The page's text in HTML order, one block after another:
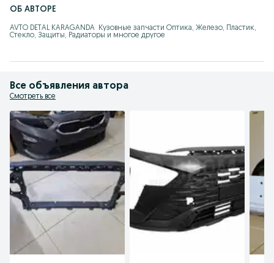
ОБ АВТОРЕ
AVTO DETAL KARAGANDA  Кузовные запчасти Оптика, Железо, Пластик,
Стекло, Защиты, Радиаторы и многое другое
Все объявления автора
Смотреть все